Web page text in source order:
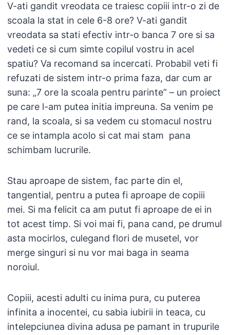
V-ati gandit vreodata ce traiesc copiii intr-o zi de
scoala la stat in cele 6-8 ore? V-ati gandit
vreodata sa stati efectiv intr-o banca 7 ore si sa
vedeti ce si cum simte copilul vostru in acel
spatiu? Va recomand sa incercati. Probabil veti fi
refuzati de sistem intr-o prima faza, dar cum ar
suna: „7 ore la scoala pentru parinte” – un proiect
pe care l-am putea initia impreuna. Sa venim pe
rand, la scoala, si sa vedem cu stomacul nostru
ce se intampla acolo si cat mai stam pana
schimbam lucrurile.
Stau aproape de sistem, fac parte din el,
tangential, pentru a putea fi aproape de copiii
mei. Si ma felicit ca am putut fi aproape de ei in
tot acest timp. Si voi mai fi, pana cand, pe drumul
asta mocirlos, culegand flori de musetel, vor
merge singuri si nu vor mai baga in seama
noroiul.
Copiii, acesti adulti cu inima pura, cu puterea
infinita a inocentei, cu sabia iubirii in teaca, cu
intelepciunea divina adusa pe pamant in trupurile